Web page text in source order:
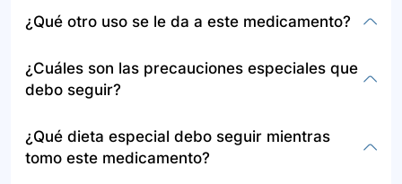
un profesional en enfermería, entrenado y
complejidad. Su administración se hace a través
de una infusión continua por un catéter
músculo.
¿Qué otro uso se le da a este medicamento?
la tuberculosis resistente a múltiples fármacos,
la kanamicina es utilizada en el manejo de
este antibiótico.
¿Cuáles son las precauciones especiales que
debo seguir?
médico si es alérgico a la kanamicina o cualquier
otro medicamento, si ha tenido asma,
¿Qué dieta especial debo seguir mientras
tomo este medicamento?